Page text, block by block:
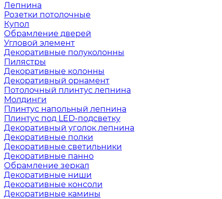
Лепнина
Розетки потолочные
Купол
Обрамление дверей
Угловой элемент
Декоративные полуколонны
Пилястры
Декоративные колонны
Декоративный орнамент
Потолочный плинтус лепнина
Молдинги
Плинтус напольный лепнина
Плинтус под LED-подсветку
Декоративный уголок лепнина
Декоративные полки
Декоративные светильники
Декоративные панно
Обрамление зеркал
Декоративные ниши
Декоративные консоли
Декоративные камины